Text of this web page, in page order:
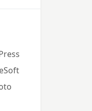
Soft